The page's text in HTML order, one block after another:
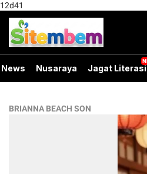
12d41
News Nusaraya Jagat Literasi
BRIANNA BEACH SON